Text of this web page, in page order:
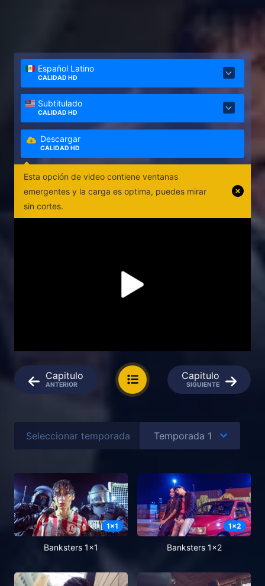
Español Latino
CALIDAD HD
Subtitulado
CALIDAD HD
Descargar
CALIDAD HD
Esta opción de video contiene ventanas
emergentes y la carga es optima, puedes mirar
sin cortes.
Capitulo
ANTERIOR
Capitulo
SIGUIENTE
Seleccionar temporada
1x1
Banksters 1x1
1x2
Banksters 1x2